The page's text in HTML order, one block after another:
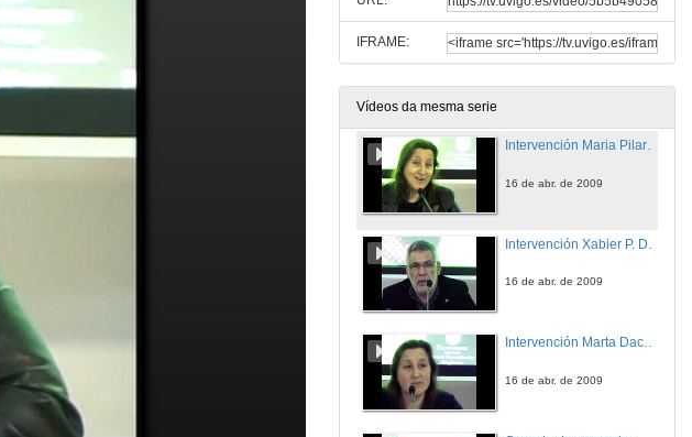
IFRAME:
Vídeos da mesma serie
Presentación
16 de abr. de 2009
Intervención Maria Pilar García Negro
16 de abr. de 2009
16 de abr. de 2009
Intervención Marta Dacosta
16 de abr. de 2009